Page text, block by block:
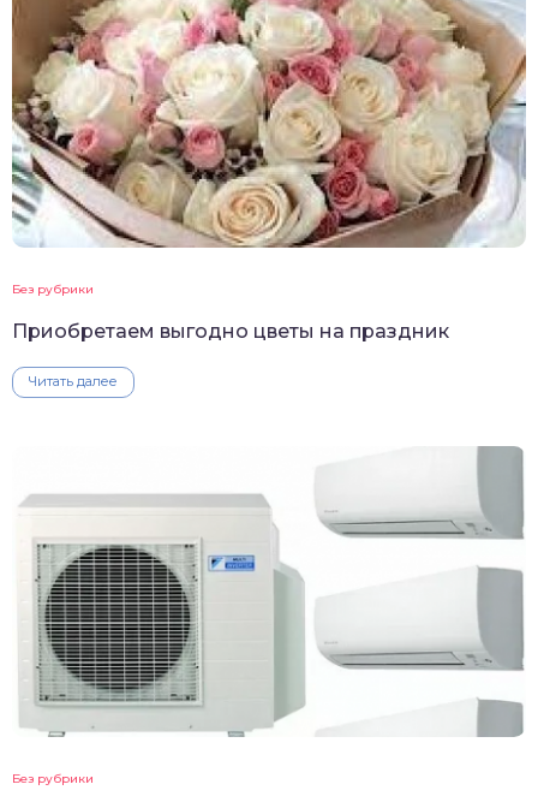
Без рубрики
Приобретаем выгодно цветы на праздник
Читать далее
Без рубрики